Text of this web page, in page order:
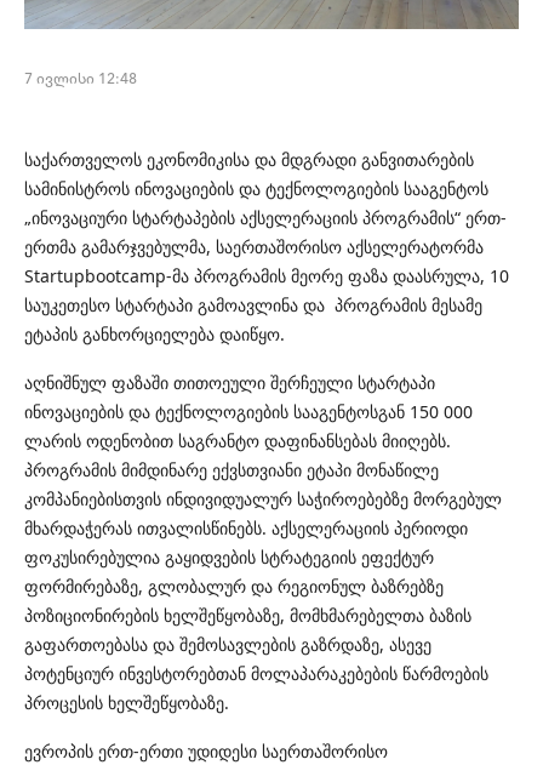
7 ივლისი 12:48
საქართველოს ეკონომიკისა და მდგრადი განვითარების
სამინისტროს ინოვაციების და ტექნოლოგიების სააგენტოს
„ინოვაციური სტარტაპების აქსელერაციის პროგრამის“ ერთ-
ერთმა გამარჯვებულმა, საერთაშორისო აქსელერატორმა
Startupbootcamp-მა პროგრამის მეორე ფაზა დაასრულა, 10
საუკეთესო სტარტაპი გამოავლინა და პროგრამის მესამე
ეტაპის განხორციელება დაიწყო.
აღნიშნულ ფაზაში თითოეული შერჩეული სტარტაპი
ინოვაციების და ტექნოლოგიების სააგენტოსგან 150 000
ლარის ოდენობით საგრანტო დაფინანსებას მიიღებს.
პროგრამის მიმდინარე ექვსთვიანი ეტაპი მონაწილე
კომპანიებისთვის ინდივიდუალურ საჭიროებებზე მორგებულ
მხარდაჭერას ითვალისწინებს. აქსელერაციის პერიოდი
ფოკუსირებულია გაყიდვების სტრატეგიის ეფექტურ
ფორმირებაზე, გლობალურ და რეგიონულ ბაზრებზე
პოზიციონირების ხელშეწყობაზე, მომხმარებელთა ბაზის
გაფართოებასა და შემოსავლების გაზრდაზე, ასევე
პოტენციურ ინვესტორებთან მოლაპარაკებების წარმოების
პროცესის ხელშეწყობაზე.
ევროპის ერთ-ერთი უდიდესი საერთაშორისო